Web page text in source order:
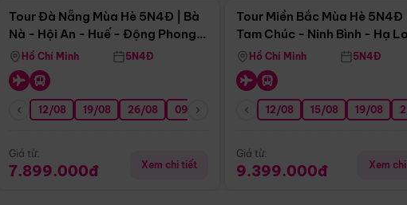
06/09 13/09 20/09 27/09
Tour Đà Nẵng Mùa Hè 5N4Đ | Bà
Nà - Hội An - Huế - Động Phong
NhaHồ Chí Minh 5N4Đ
12/08 19/08 26/08 09/09 16/09 23/09 30/09 07/10
Giá từ:
7.899.000đ Xem chi tiết
Tour Miền Bắc Mùa Hè 5N4Đ |
Tam Chúc - Ninh Bình - Hạ
Hồ Chí Minh 5N4Đ
12/08 15/08 19/08
Giá từ:
9.399.000đ Xem